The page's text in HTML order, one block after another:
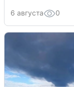
6 августа 0